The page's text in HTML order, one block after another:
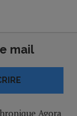
mail
Agora